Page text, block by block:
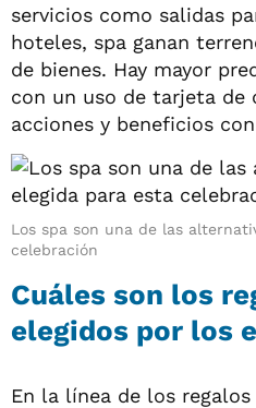
servicios como salidas
hoteles, spa ganan
de bienes. Hay mayor
con un uso de tarjeta de
acciones y beneficios
Los spa son una de las
celebración
Cuáles son los
elegidos por los
En la línea de los